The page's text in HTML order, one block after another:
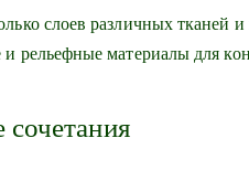
слоев различных тканей
рельефные материалы для